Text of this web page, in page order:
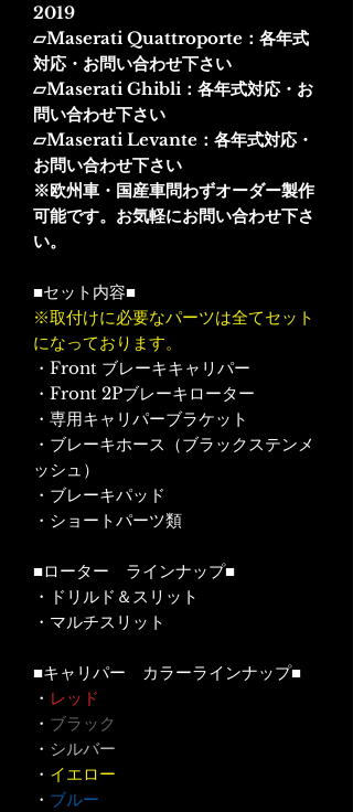
2019
▱Maserati Quattroporte：各年式
対応・お問い合わせ下さい
▱Maserati Ghibli：各年式対応・お
問い合わせ下さい
▱Maserati Levante：各年式対応・
お問い合わせ下さい
※欧州車・国産車問わずオーダー製作
可能です。お気軽にお問い合わせ下さ
い。
■セット内容■
※取付けに必要なパーツは全てセット
になっております。
・Front ブレーキキャリパー
・Front 2Pブレーキローター
・専用キャリパーブラケット
・ブレーキホース（ブラックステンメ
ッシュ）
・ブレーキパッド
・ショートパーツ類
■ローター ラインナップ■
・ドリルド＆スリット
・マルチスリット
■キャリパー カラーラインナップ■
・ レッド
・ ブラック
・ シルバー
・ イエロー
・ ブルー